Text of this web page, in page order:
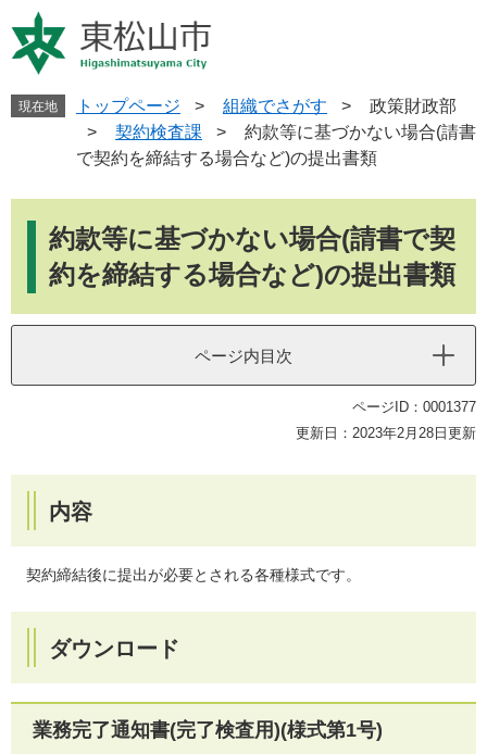
ー
ジ
ニ
ュ
現在地 トップページ > 組織でさがす >
政策財政部
>
契約検査課 >
約款等に基づかない場合(請書
で契約を締結する場合など)の提出書類
約款等に基づかない場合(請書で契
約を締結する場合など)の提出書類
ページ内目次
ページID：0001377
更新日：2023年2月28日更新
内容
契約締結後に提出が必要とされる各種様式です。
ダウンロード
業務完了通知書(完了検査用)(様式第1号)